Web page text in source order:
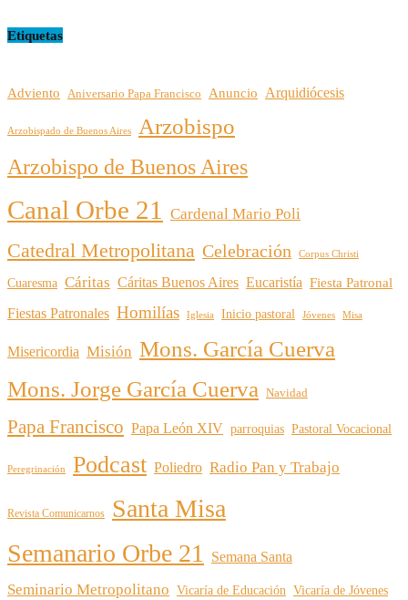
Etiquetas
Adviento Aniversario Papa Francisco Anuncio Arquidiócesis
Arzobispado de Buenos Aires Arzobispo
Arzobispo de Buenos Aires
Canal Orbe 21 Cardenal Mario Poli
Catedral Metropolitana Celebración Corpus Christi
Cuaresma Cáritas Cáritas Buenos Aires Eucaristía Fiesta Patronal
Fiestas Patronales Homilías Iglesia Inicio pastoral Jóvenes Misa
Misericordia Misión Mons. García Cuerva
Mons. Jorge García Cuerva
Navidad
Papa Francisco Papa León XIV parroquias Pastoral Vocacional
Peregrinación Podcast Poliedro Radio Pan y Trabajo
Revista Comunicarnos
Santa Misa
Semanario Orbe 21 Semana Santa
Seminario Metropolitano Vicaría de Educación Vicaría de Jóvenes